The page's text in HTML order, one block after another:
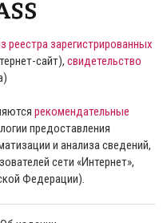
реестра зарегистрированных
сайт), свидетельство
рекомендательные
предоставления
и анализа сведений,
сети «Интернет»,
Федерации).